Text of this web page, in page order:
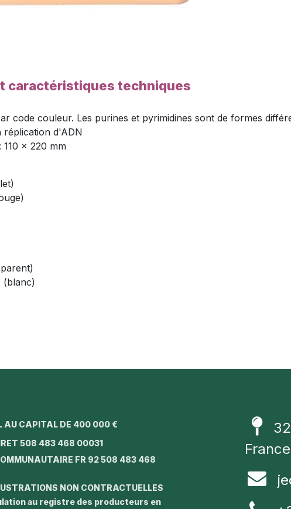
caractéristiques techniques
code couleur. Les purines et pyrimidines sont de formes
réplication d'ADN
110 x 220 mm
(blanc)
AU CAPITAL DE 400 000 €
508 483 468 00031
FR 92 508 483 468
NON CONTRACTUELLES
au registre des producteurs en
France